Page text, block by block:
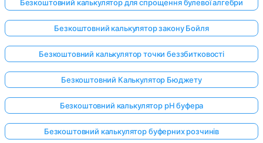
Безкоштовний калькулятор для спрощення булевої алгебри
Безкоштовний калькулятор закону Бойля
Безкоштовний калькулятор точки беззбитковості
Безкоштовний Калькулятор Бюджету
Безкоштовний калькулятор pH буфера
Безкоштовний калькулятор буферних розчинів